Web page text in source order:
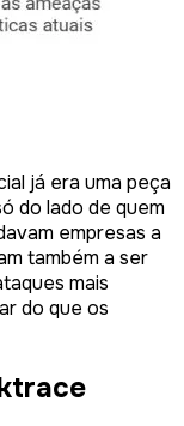
já era uma peça
do lado de quem
empresas a
também a ser
mais
do que os